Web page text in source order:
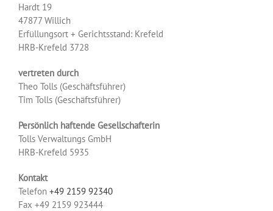
Hardt 19
47877 Willich
Erfüllungsort + Gerichtsstand: Krefeld
HRB-Krefeld 3728
vertreten durch
Theo Tolls (Geschäftsführer)
Tim Tolls (Geschäftsführer)
Persönlich haftende Gesellschafterin
Tolls Verwaltungs GmbH
HRB-Krefeld 5935
Kontakt
Telefon +49 2159 92340
Fax +49 2159 923444